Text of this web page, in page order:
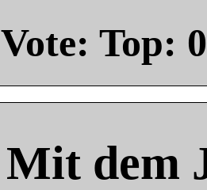
Vote: Top: 0
Mit dem